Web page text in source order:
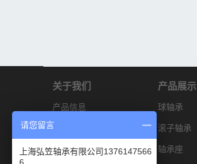
关于我们
产品信息
解决方案
产品型录
产品展示
球轴承
滚子轴承
轴承座
请您留言
上海弘笠轴承有限公司1376147566